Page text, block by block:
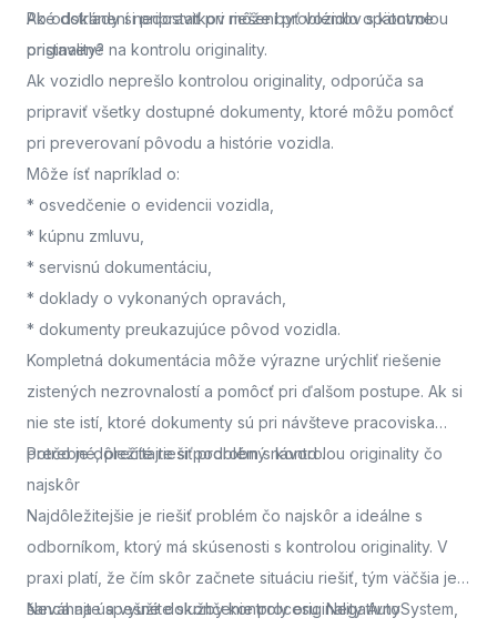
Po odstránení nedostatkov môže byť vozidlo opätovne
pristavené na kontrolu originality.
Aké doklady si pripraviť pri riešení problémov s kontrolou
originality?
Ak vozidlo neprešlo kontrolou originality, odporúča sa
pripraviť všetky dostupné dokumenty, ktoré môžu pomôcť
pri preverovaní pôvodu a histórie vozidla.
Môže ísť napríklad o:
* osvedčenie o evidencii vozidla,
* kúpnu zmluvu,
* servisnú dokumentáciu,
* doklady o vykonaných opravách,
* dokumenty preukazujúce pôvod vozidla.
Kompletná dokumentácia môže výrazne urýchliť riešenie
zistených nezrovnalostí a pomôcť pri ďalšom postupe. Ak si
nie ste istí, ktoré dokumenty sú pri návšteve pracoviska
potrebné, prečítajte si podrobný návod.
Prečo je dôležité riešiť problém s kontrolou originality čo
najskôr
Najdôležitejšie je riešiť problém čo najskôr a ideálne s
odborníkom, ktorý má skúsenosti s kontrolou originality. V
praxi platí, že čím skôr začnete situáciu riešiť, tým väčšia je
šanca na úspešné dokončenie procesu. Negatívny
Neváhajte a využite služby kontroly originality AutoSystem,